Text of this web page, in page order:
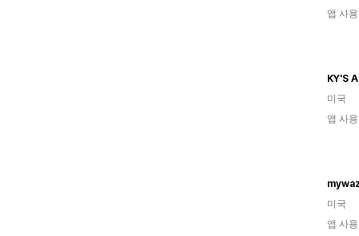
앱 사
KY'S
미국
앱 사
미국
앱 사